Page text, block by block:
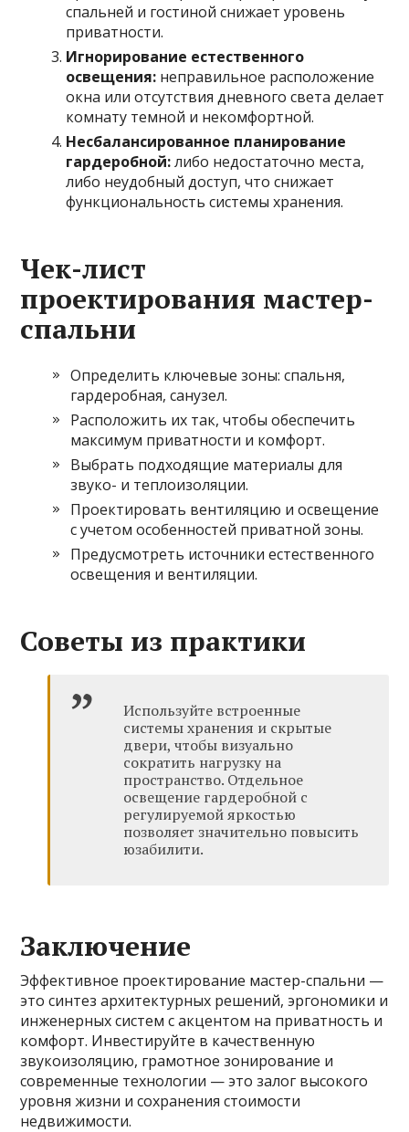
спальней и гостиной снижает уровень
приватности.
Игнорирование естественного
освещения: неправильное расположение
окна или отсутствия дневного света делает
комнату темной и некомфортной.
Несбалансированное планирование
гардеробной:либо недостаточно места,
либо неудобный доступ, что снижает
функциональность системы хранения.
Чек-лист
проектирования мастер-
спальни
Определить ключевые зоны: спальня,
гардеробная, санузел.
Расположить их так, чтобы обеспечить
максимум приватности и комфорт.
Выбрать подходящие материалы для
звуко- и теплоизоляции.
Проектировать вентиляцию и освещение
с учетом особенностей приватной зоны.
Предусмотреть источники естественного
освещения и вентиляции.
Советы из практики
Используйте встроенные
системы хранения и скрытые
двери, чтобы визуально
сократить нагрузку на
пространство. Отдельное
освещение гардеробной с
регулируемой яркостью
позволяет значительно повысить
юзабилити.
Заключение
Эффективное проектирование мастер-спальни —
это синтез архитектурных решений, эргономики и
инженерных систем с акцентом на приватность и
комфорт. Инвестируйте в качественную
звукоизоляцию, грамотное зонирование и
современные технологии — это залог высокого
уровня жизни и сохранения стоимости
недвижимости.